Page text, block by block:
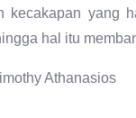
kecakapan yang
hal itu
Athanasios